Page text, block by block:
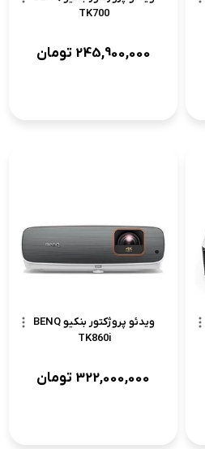
TK700
245,900,000 تومان
ویدئو پروژکتور بنکیو BENQ
TK860i
322,000,000 تومان